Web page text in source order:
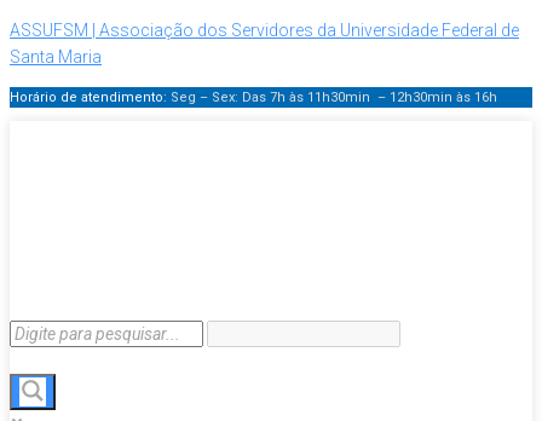
ASSUFSM | Associação dos Servidores da Universidade Federal de
Santa Maria
Horário de atendimento: Seg – Sex: Das 7h às 11h30min – 12h30min às 16h